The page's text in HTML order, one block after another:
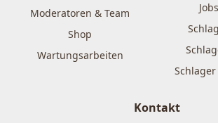
Moderatoren & Team
Shop
Wartungsarbeiten
Kontakt